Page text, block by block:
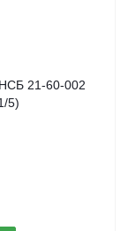
21-60-002
5)